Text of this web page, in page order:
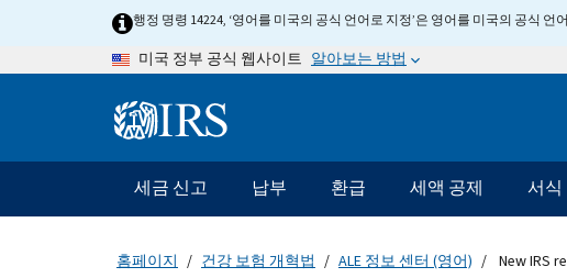
행정 명령 14224, ‘영어를 미국의 공식 언어로 지정’은 영어를 미국의 공식
미국 정부 공식 웹사이트 알아보는 방법
Information
메
인
네
세금 신고 납부 환급 세액 공제 서식
홈페이지 건강 보험 개혁법 ALE 정보 센터 (영어) New IRS